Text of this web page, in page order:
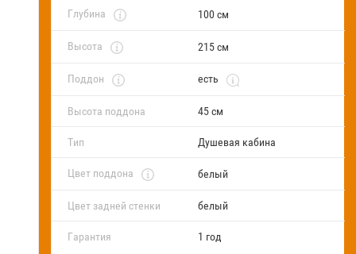
Глубина 100 см
Высота 215 см
Поддон есть
Высота поддона 45 см
Тип Душевая кабина
Цвет поддона белый
Цвет задней стенки белый
Гарантия
1 год